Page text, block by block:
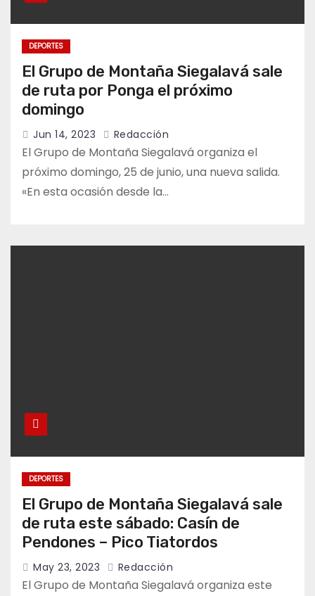
DEPORTES
El Grupo de Montaña Siegalavá sale
de ruta por Ponga el próximo
domingo
Jun 14, 2023 Redacción
El Grupo de Montaña Siegalavá organiza el
próximo domingo, 25 de junio, una nueva salida.
«En esta ocasión desde la…
DEPORTES
El Grupo de Montaña Siegalavá sale
de ruta este sábado: Casín de
Pendones – Pico Tiatordos
May 23, 2023 Redacción
El Grupo de Montaña Siegalavá organiza este